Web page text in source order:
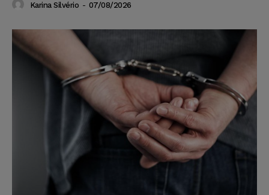
Karina Silvério - 07/08/2026